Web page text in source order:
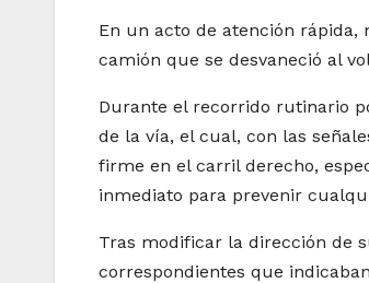
En un acto de atención
camión que se desvaneció al
Durante el recorrido rutinario
de la vía, el cual, con las
firme en el carril derecho,
inmediato para prevenir
Tras modificar la dirección de
correspondientes que